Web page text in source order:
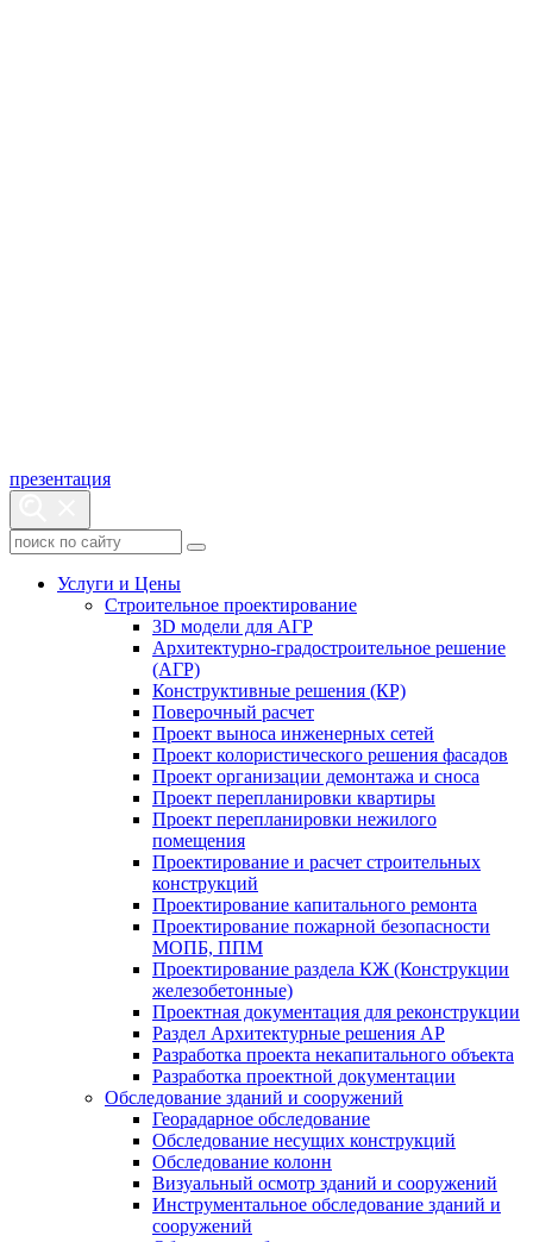
презентация
Услуги и Цены
Строительное проектирование
3D модели для АГР
Архитектурно-градостроительное решение
(АГР)
Конструктивные решения (КР)
Поверочный расчет
Проект выноса инженерных сетей
Проект колористического решения фасадов
Проект организации демонтажа и сноса
Проект перепланировки квартиры
Проект перепланировки нежилого
помещения
Проектирование и расчет строительных
конструкций
Проектирование капитального ремонта
Проектирование пожарной безопасности
МОПБ, ППМ
Проектирование раздела КЖ (Конструкции
железобетонные)
Проектная документация для реконструкции
Раздел Архитектурные решения АР
Разработка проекта некапитального объекта
Разработка проектной документации
Обследование зданий и сооружений
Георадарное обследование
Обследование несущих конструкций
Обследование колонн
Визуальный осмотр зданий и сооружений
Инструментальное обследование зданий и
сооружений